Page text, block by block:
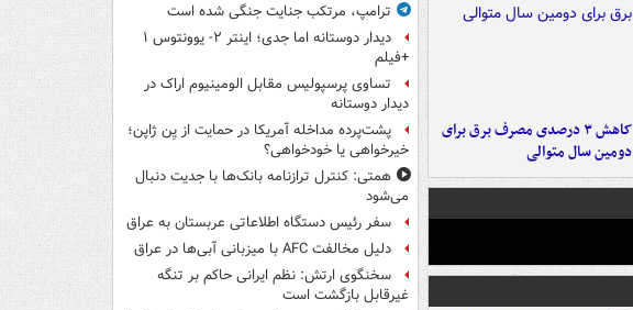
کاهش ۳ درصدی مصرف برق برای
دومین سال متوالی
ترامپ، مرتکب جنایت جنگی شده است
دیدار دوستانه اما جدی؛ اینتر ۲- یوونتوس ۱
+فیلم
تساوی پرسپولیس مقابل الومینیوم اراک در
دیدار دوستانه
پشت‌پرده مداخله آمریکا در حمایت از یِن ژاپن؛
خیرخواهی یا خودخواهی؟
همتی: کنترل ترازنامه بانک‌ها با جدیت دنبال
می‌شود
سفر رئیس دستگاه اطلاعاتی عربستان به عراق
دلیل مخالفت AFC با میزبانی آبی‌ها در عراق
سخنگوی ارتش: نظم ایرانی حاکم بر تنگه
غیرقابل بازگشت است